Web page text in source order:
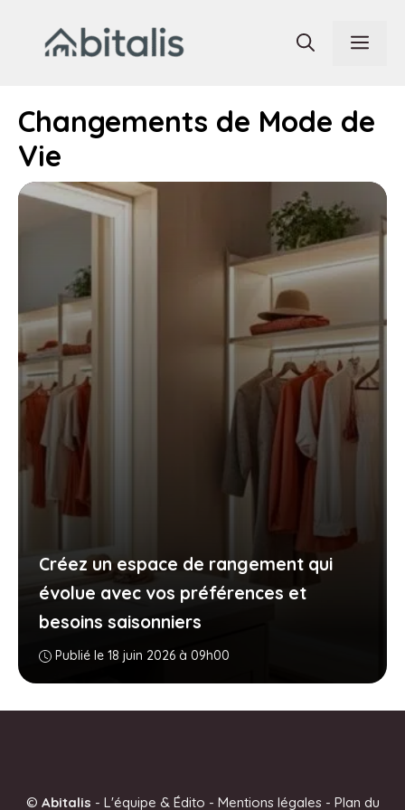
contenu
Changements de Mode de
Vie
Créez un espace de rangement qui
évolue avec vos préférences et
besoins saisonniers
Publié le 18 juin 2026 à 09h00
© Abitalis - L'équipe & Édito - Mentions légales- Plan du